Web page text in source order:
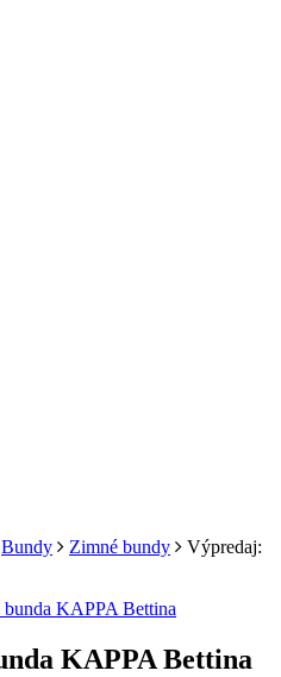
Bundy Zimné bundy
Výpredaj:
KAPPA Bettina